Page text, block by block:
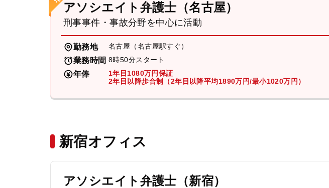
アソシエイト弁護士（名古屋）
刑事事件・事故分野を中心に活動
勤務地 名古屋（名古屋駅すぐ）
業務時間 8時50分スタート
年俸
1年目1080万円保証
2年目以降歩合制（2年目以降平均1890万円/最小1020万円）
新宿オフィス
アソシエイト弁護士（新宿）